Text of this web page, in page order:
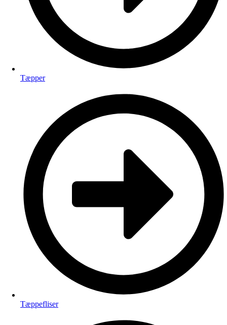
Tæpper
Tæppefliser